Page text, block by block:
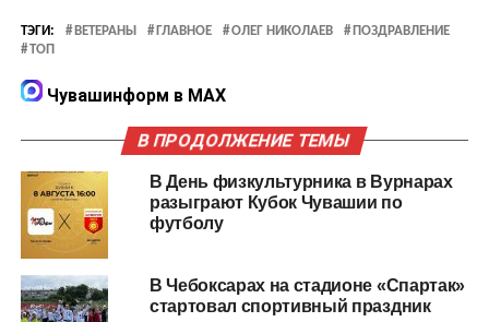
ТЭГИ: ВЕТЕРАНЫ ГЛАВНОЕ ОЛЕГ НИКОЛАЕВ
ПОЗДРАВЛЕНИЕ
ТОП
Чувашинформ в MAX
В ПРОДОЛЖЕНИЕ ТЕМЫ
В День физкультурника в Вурнарах
разыграют Кубок Чувашии по
футболу
В Чебоксарах на стадионе «Спартак»
стартовал спортивный праздник